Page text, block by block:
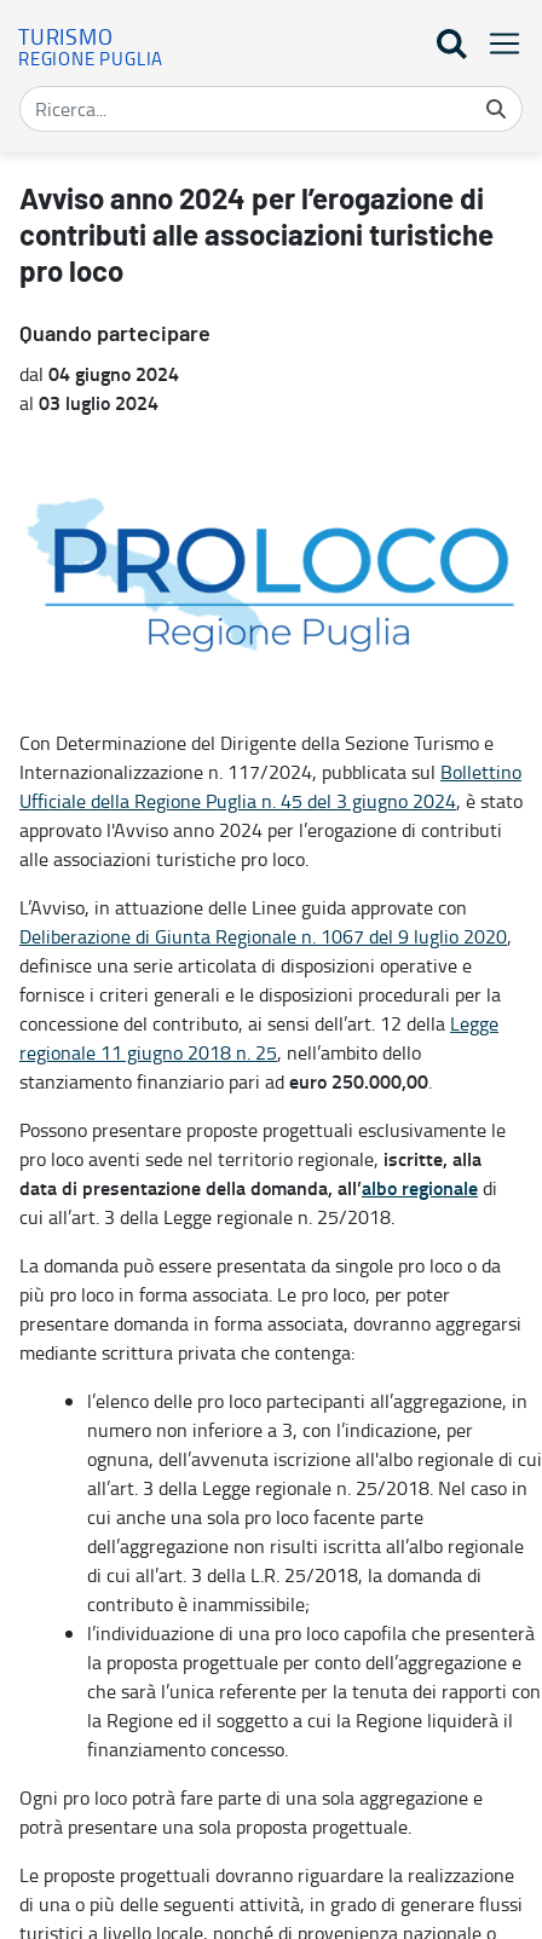
TURISMO
REGIONE PUGLIA
Avviso anno 2024 per l’erogazione di contributi alle associazioni
Avviso anno 2024 per l’erogazione di
contributi alle associazioni turistiche
pro loco
Quando partecipare
dal 04 giugno 2024
al 03 luglio 2024
Con Determinazione del Dirigente della Sezione Turismo e
Internazionalizzazione n. 117/2024, pubblicata sul Bollettino
Ufficiale della Regione Puglia n. 45 del 3 giugno 2024, è stato
approvato l'Avviso anno 2024 per l’erogazione di contributi
alle associazioni turistiche pro loco.
L’Avviso, in attuazione delle Linee guida approvate con
Deliberazione di Giunta Regionale n. 1067 del 9 luglio 2020,
definisce una serie articolata di disposizioni operative e
fornisce i criteri generali e le disposizioni procedurali per la
concessione del contributo, ai sensi dell’art. 12 della Legge
regionale 11 giugno 2018 n. 25, nell’ambito dello
stanziamento finanziario pari adeuro 250.000,00.
Possono presentare proposte progettuali esclusivamente le
pro loco aventi sede nel territorio regionale, iscritte, alla
data di presentazione della domanda, all’albo regionaledi
cui all’art. 3 della Legge regionale n. 25/2018.
La domanda può essere presentata da singole pro loco o da
più pro loco in forma associata. Le pro loco, per poter
presentare domanda in forma associata, dovranno aggregarsi
mediante scrittura privata che contenga:
l’elenco delle pro loco partecipanti all’aggregazione, in
numero non inferiore a 3, con l’indicazione, per
ognuna, dell’avvenuta iscrizione all'albo regionale di cui
all’art. 3 della Legge regionale n. 25/2018. Nel caso in
cui anche una sola pro loco facente parte
dell’aggregazione non risulti iscritta all’albo regionale
di cui all’art. 3 della L.R. 25/2018, la domanda di
contributo è inammissibile;
l’individuazione di una pro loco capofila che presenterà
la proposta progettuale per conto dell’aggregazione e
che sarà l’unica referente per la tenuta dei rapporti con
la Regione ed il soggetto a cui la Regione liquiderà il
finanziamento concesso.
Ogni pro loco potrà fare parte di una sola aggregazione e
potrà presentare una sola proposta progettuale.
Le proposte progettuali dovranno riguardare la realizzazione
di una o più delle seguenti attività, in grado di generare flussi
turistici a livello locale, nonché di provenienza nazionale o